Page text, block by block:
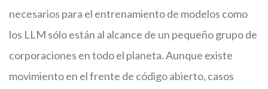
necesarios para el entrenamiento de modelos como
los LLM sólo están al alcance de un pequeño grupo de
corporaciones en todo el planeta. Aunque existe
movimiento en el frente de código abierto, casos